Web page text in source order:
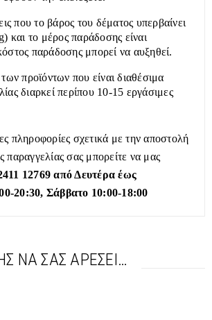
που το βάρος του δέματος υπερβαίνει
και το μέρος παράδοσης είναι
παράδοσης μπορεί να αυξηθεί.
προϊόντων που είναι διαθέσιμα
διαρκεί περίπου 10-15 εργάσιμες
πληροφορίες σχετικά με την αποστολή
παραγγελίας σας μπορείτε να μας
12769 από Δευτέρα έως
20:30, Σάββατο 10:00-18:00
ΝΑ ΣΑΣ ΑΡΈΣΕΙ…